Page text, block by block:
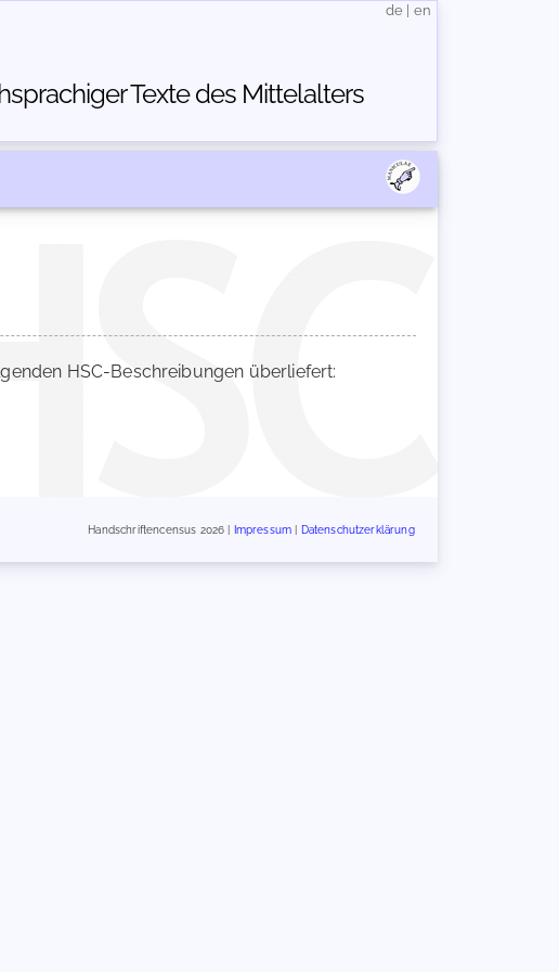
Texte des Mittelalters
de en
HSC-Beschreibungen überliefert:
Handschriftencensus 2026 | Impressum Datenschutzerklärung